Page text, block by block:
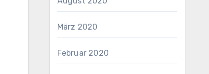
März 2020
Februar 2020